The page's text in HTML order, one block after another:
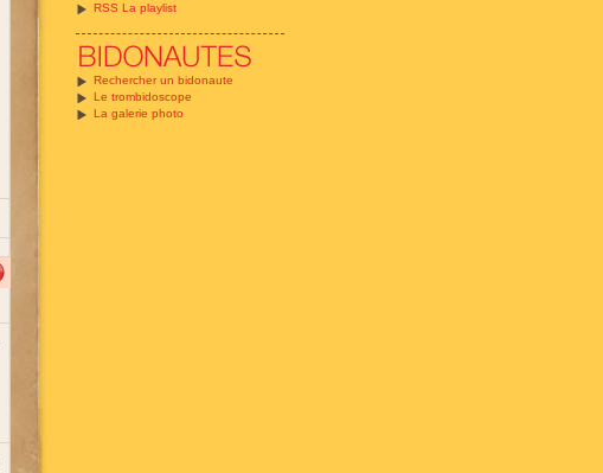
RSS La playlist
Rechercher un bidonaute
Le trombidoscope
La galerie photo